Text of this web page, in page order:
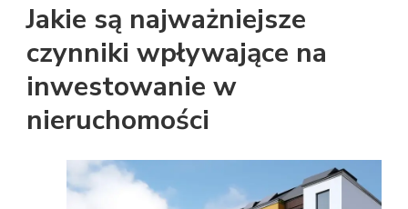
Jakie są najważniejsze
czynniki wpływające na
inwestowanie w
nieruchomości